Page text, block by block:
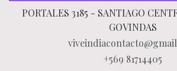
PORTALES 3185 - SANTIAGO
GOVINDAS
+569 81714405